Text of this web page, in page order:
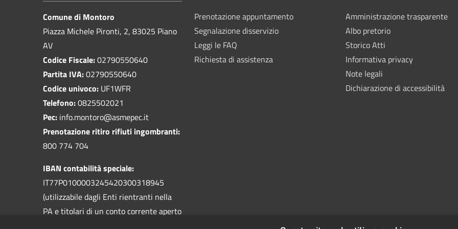
Comune di Montoro
Piazza Michele Pironti, 2, 83025 Piano
AV
Codice Fiscale:02790550640
Partita IVA:02790550640
Codice univoco: UF1WFR
Telefono:0825502021
Pec: info.montoro@asmepec.it
Prenotazione ritiro rifiuti ingombranti:
800 774 704
IBAN contabilità speciale:
IT77P0100003245420300318945
(utilizzabile dagli Enti rientranti nella
PA e titolari di un conto corrente aperto
Prenotazione appuntamento
Segnalazione disservizio
Leggi le FAQ
Richiesta di assistenza
Amministrazione trasparente
Albo pretorio
Storico Atti
Informativa privacy
Note legali
Dichiarazione di accessibilità